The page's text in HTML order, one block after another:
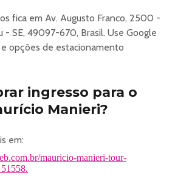
reafirma sua reputação de
voz e timbre inconfundíveis, ele
uma conversa direta com o
interações e interpretações
vidas
nos remete a um momento, uma
Classics é isso, é inesquecível, a
encontrando a minha, no mesmo
fica em Av. Augusto Franco, 2500 -
- SE, 49097-670, Brasil. Use Google
opções de estacionamento
ingresso para o
Manieri?
em:
mauricio-manieri-tour-